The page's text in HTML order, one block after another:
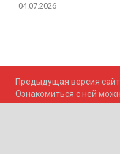
04.07.2026
Предыдущая версия
Ознакомиться с ней